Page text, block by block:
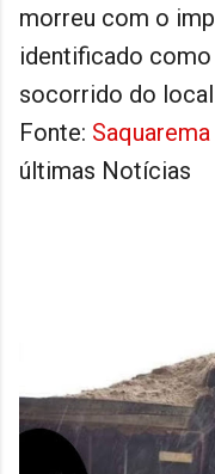
morreu com o
identificado como
socorrido do
Fonte:
últimas Notícias